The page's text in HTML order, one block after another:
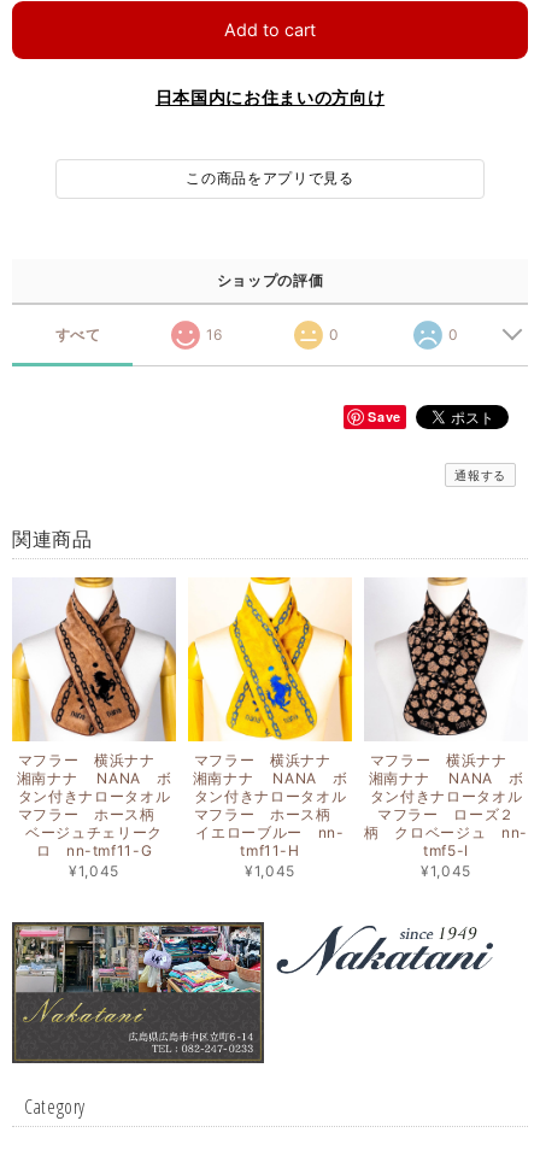
Add to cart
日本国内にお住まいの方向け
この商品をアプリで見る
ショップの評価
すべて 16 0 0
Save
通報する
関連商品
マフラー 横浜ナナ
湘南ナナ NANA ボ
タン付きナロータオル
マフラー ホース柄
ベージュチェリーク
ロ nn-tmf11-G
¥1,045
マフラー 横浜ナナ
湘南ナナ NANA ボ
タン付きナロータオル
マフラー ホース柄
イエローブルー nn-
tmf11-H
¥1,045
マフラー 横浜ナナ
湘南ナナ NANA ボ
タン付きナロータオル
マフラー ローズ２
柄 クロベージュ nn-
tmf5-I
¥1,045
Category